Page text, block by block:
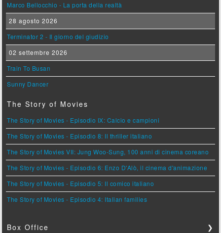
Marco Bellocchio - La porta della realtà
28 agosto 2026
Terminator 2 - Il giorno del giudizio
02 settembre 2026
Train To Busan
Sunny Dancer
The Story of Movies
The Story of Movies - Episodio IX: Calcio e campioni
The Story of Movies - Episodio 8: Il thriller italiano
The Story of Movies VII: Jung Woo-Sung, 100 anni di cinema coreano
The Story of Movies - Episodio 6: Enzo D'Alò, il cinema d'animazione
The Story of Movies - Episodio 5: Il comico italiano
The Story of Movies - Episodio 4: Italian families
Box Office ❯